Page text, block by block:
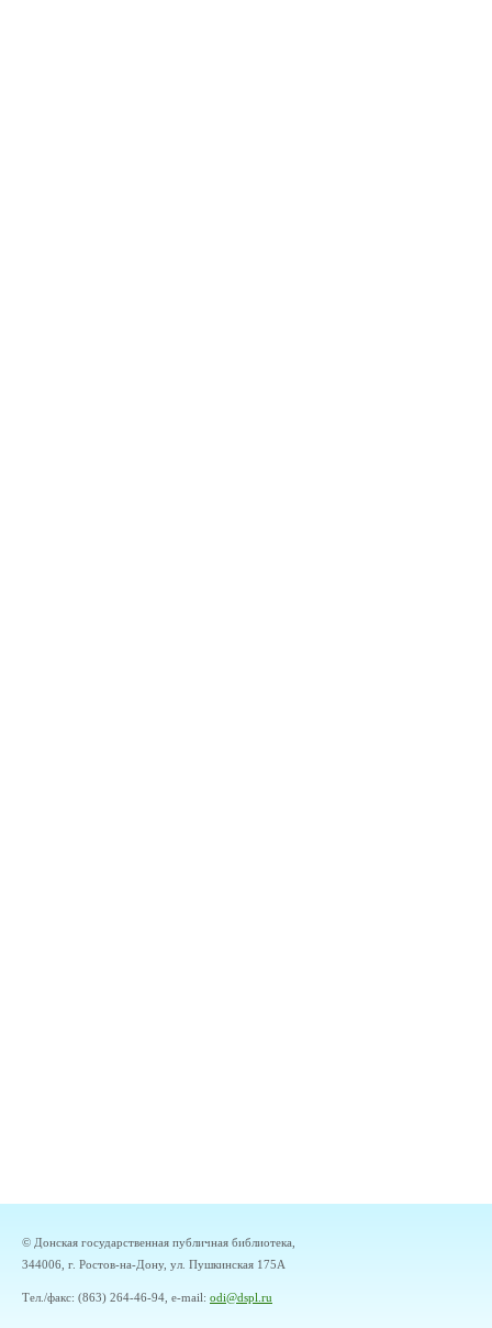
© Донская государственная публичная библиотека,
344006, г. Ростов-на-Дону, ул. Пушкинская 175А
Тел./факс: (863) 264-46-94, e-mail: odi@dspl.ru